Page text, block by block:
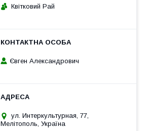
Квітковий Рай
Євген Александрович
ул. Интеркультурная, 77,
Мелітополь, Україна